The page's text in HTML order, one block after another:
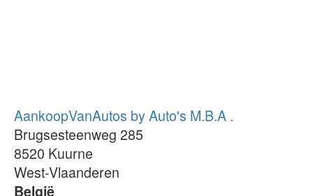
AankoopVanAutos by Auto's M.B.A .
Brugsesteenweg 285
8520 Kuurne
West-Vlaanderen
België